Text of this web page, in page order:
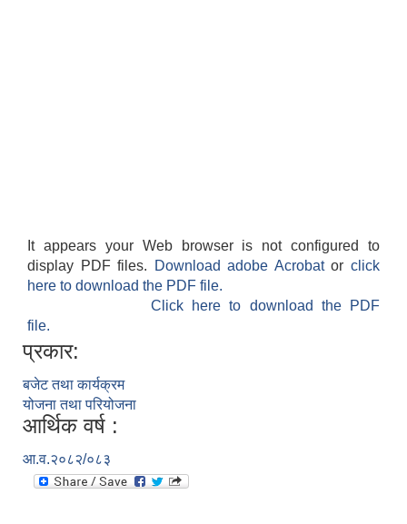
It appears your Web browser is not configured to
display PDF files.
Download adobe Acrobatorclick
here to download the PDF file.
Click here to download the PDF
file.
प्रकार:
बजेट तथा कार्यक्रम
योजना तथा परियोजना
आर्थिक वर्ष :
आ.व.२०८२/०८३